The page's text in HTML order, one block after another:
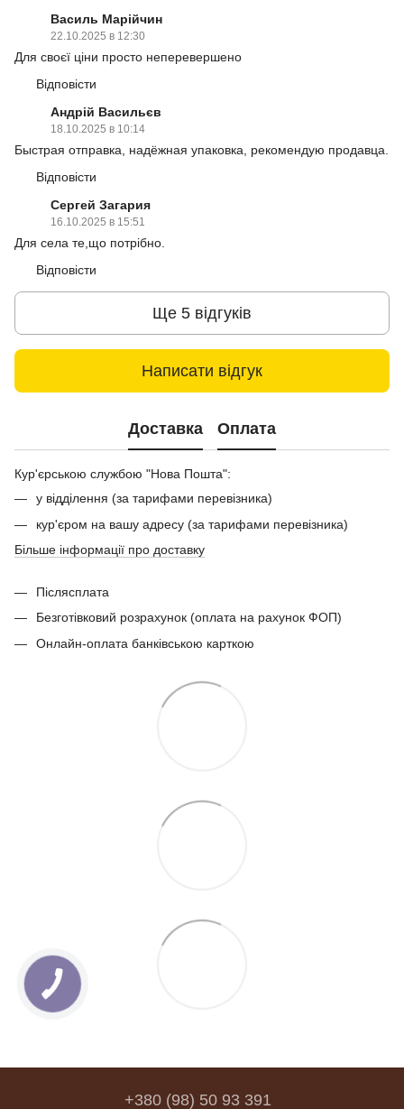
Василь Марійчин
22.10.2025 в 12:30
Для своєї ціни просто неперевершено
Відповісти
Андрій Васильєв
18.10.2025 в 10:14
Быстрая отправка, надёжная упаковка, рекомендую продавца.
Відповісти
Сергей Загария
16.10.2025 в 15:51
Для села те,що потрібно.
Відповісти
Ще 5 відгуків
Написати відгук
Доставка Оплата
Кур'єрською службою "Нова Пошта":
у відділення (за тарифами перевізника)
кур'єром на вашу адресу (за тарифами перевізника)
Більше інформації про доставку
Післясплата
Безготівковий розрахунок (оплата на рахунок ФОП)
Онлайн-оплата банківською карткою
+380 (98) 50 93 391